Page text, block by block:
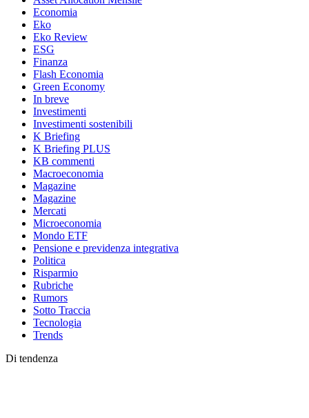
Economia
Eko
Eko Review
ESG
Finanza
Flash Economia
Green Economy
In breve
Investimenti
Investimenti sostenibili
K Briefing
K Briefing PLUS
KB commenti
Macroeconomia
Magazine
Magazine
Mercati
Microeconomia
Mondo ETF
Pensione e previdenza integrativa
Politica
Risparmio
Rubriche
Rumors
Sotto Traccia
Tecnologia
Trends
Di tendenza